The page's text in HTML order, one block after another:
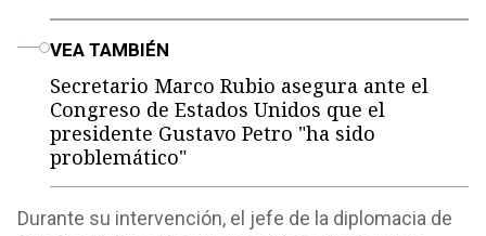
VEA TAMBIÉN
Secretario Marco Rubio asegura ante el
Congreso de Estados Unidos que el
presidente Gustavo Petro "ha sido
problemático"
Durante su intervención, el jefe de la diplomacia de